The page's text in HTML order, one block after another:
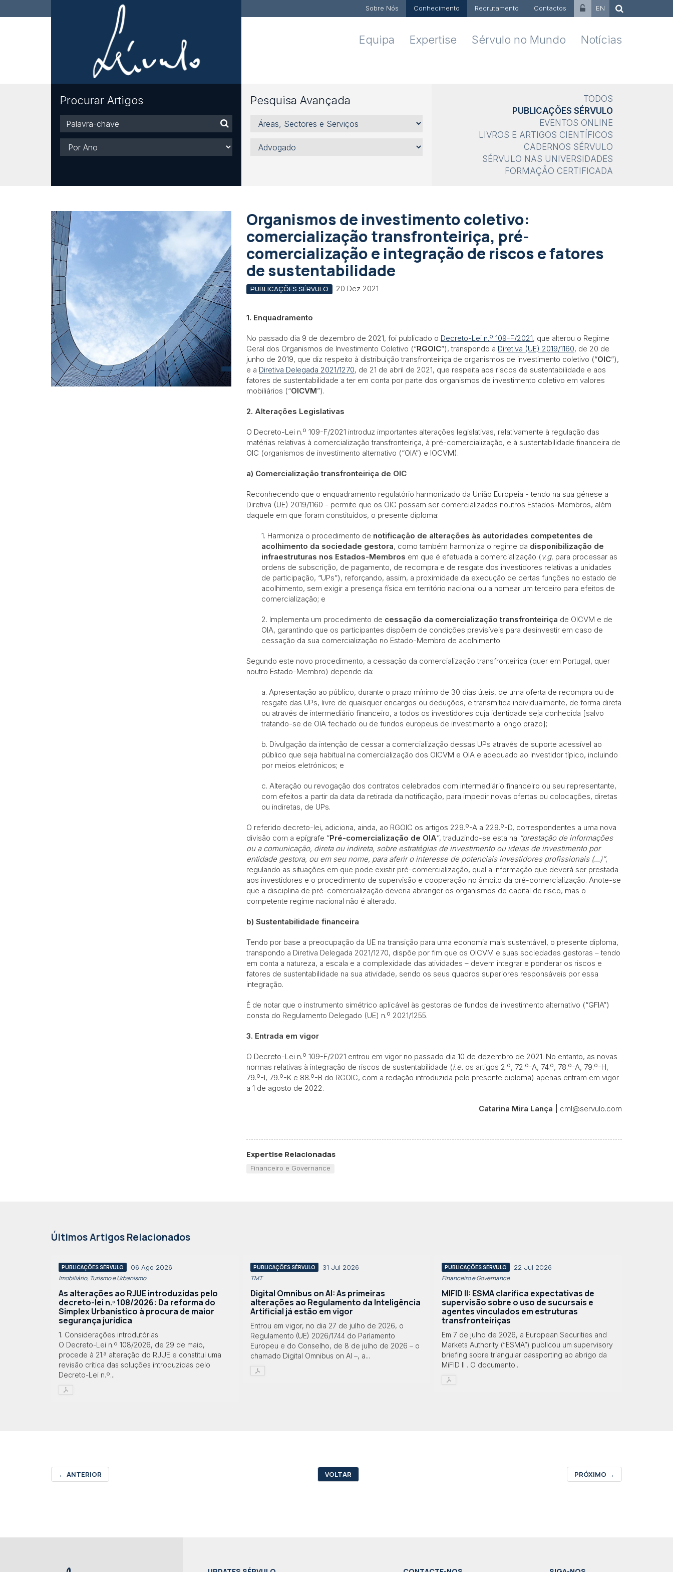
Sobre Nós Conhecimento Recrutamento Contactos EN
Equipa Expertise Sérvulo no Mundo Notícias
Procurar Artigos
Palavra-
chave
Ano
Pesquisa Avançada
Áreas,
Sectores
Serviços
Advogado
TODOS
PUBLICAÇÕES SÉRVULO
EVENTOS ONLINE
LIVROS E ARTIGOS CIENTÍFICOS
CADERNOS SÉRVULO
SÉRVULO NAS UNIVERSIDADES
FORMAÇÃO CERTIFICADA
Organismos de investimento coletivo:
comercialização transfronteiriça, pré-
comercialização e integração de riscos e fatores
de sustentabilidade
PUBLICAÇÕES SÉRVULO 20 Dez 2021
1. Enquadramento
No passado dia 9 de dezembro de 2021, foi publicado o Decreto-Lei n.º 109-F/2021, que alterou o Regime
Geral dos Organismos de Investimento Coletivo (“RGOIC”), transpondo a Diretiva (UE) 2019/1160, de 20 de
junho de 2019, que diz respeito à distribuição transfronteiriça de organismos de investimento coletivo (“OIC”),
e a Diretiva Delegada 2021/1270, de 21 de abril de 2021, que respeita aos riscos de sustentabilidade e aos
fatores de sustentabilidade a ter em conta por parte dos organismos de investimento coletivo em valores
mobiliários (“OICVM”).
2. Alterações Legislativas
O Decreto-Lei n.º 109-F/2021 introduz importantes alterações legislativas, relativamente à regulação das
matérias relativas à comercialização transfronteiriça, à pré-comercialização, e à sustentabilidade financeira de
OIC (organismos de investimento alternativo (“OIA”) e IOCVM).
a) Comercialização transfronteiriça de OIC
Reconhecendo que o enquadramento regulatório harmonizado da União Europeia - tendo na sua génese a
Diretiva (UE) 2019/1160 - permite que os OIC possam ser comercializados noutros Estados-Membros, além
daquele em que foram constituídos, o presente diploma:
1. Harmoniza o procedimento de notificação de alterações às autoridades competentes de
acolhimento da sociedade gestora, como também harmoniza o regime da disponibilização de
infraestruturas nos Estados-Membros em que é efetuada a comercialização (v.g. para processar as
ordens de subscrição, de pagamento, de recompra e de resgate dos investidores relativas a unidades
de participação, “UPs”), reforçando, assim, a proximidade da execução de certas funções no estado de
acolhimento, sem exigir a presença física em território nacional ou a nomear um terceiro para efeitos de
comercialização; e
2. Implementa um procedimento de cessação da comercialização transfronteiriça de OICVM e de
OIA, garantindo que os participantes dispõem de condições previsíveis para desinvestir em caso de
cessação da sua comercialização no Estado-Membro de acolhimento.
Segundo este novo procedimento, a cessação da comercialização transfronteiriça (quer em Portugal, quer
noutro Estado-Membro) depende da:
a. Apresentação ao público, durante o prazo mínimo de 30 dias úteis, de uma oferta de recompra ou de
resgate das UPs, livre de quaisquer encargos ou deduções, e transmitida individualmente, de forma direta
ou através de intermediário financeiro, a todos os investidores cuja identidade seja conhecida [salvo
tratando-se de OIA fechado ou de fundos europeus de investimento a longo prazo];
b. Divulgação da intenção de cessar a comercialização dessas UPs através de suporte acessível ao
público que seja habitual na comercialização dos OICVM e OIA e adequado ao investidor típico, incluindo
por meios eletrónicos; e
c. Alteração ou revogação dos contratos celebrados com intermediário financeiro ou seu representante,
com efeitos a partir da data da retirada da notificação, para impedir novas ofertas ou colocações, diretas
ou indiretas, de UPs.
O referido decreto-lei, adiciona, ainda, ao RGOIC os artigos 229.º-A a 229.º-D, correspondentes a uma nova
divisão com a epígrafe “Pré-comercialização de OIA”, traduzindo-se esta na “prestação de informações
ou a comunicação, direta ou indireta, sobre estratégias de investimento ou ideias de investimento por
entidade gestora, ou em seu nome, para aferir o interesse de potenciais investidores profissionais (...)”,
regulando as situações em que pode existir pré-comercialização, qual a informação que deverá ser prestada
aos investidores e o procedimento de supervisão e cooperação no âmbito da pré-comercialização. Anote-se
que a disciplina de pré-comercialização deveria abranger os organismos de capital de risco, mas o
competente regime nacional não é alterado.
b) Sustentabilidade financeira
Tendo por base a preocupação da UE na transição para uma economia mais sustentável, o presente diploma,
transpondo a Diretiva Delegada 2021/1270, dispõe por fim que os OICVM e suas sociedades gestoras – tendo
em conta a natureza, a escala e a complexidade das atividades – devem integrar e ponderar os riscos e
fatores de sustentabilidade na sua atividade, sendo os seus quadros superiores responsáveis por essa
integração.
É de notar que o instrumento simétrico aplicável às gestoras de fundos de investimento alternativo (“GFIA”)
consta do Regulamento Delegado (UE) n.º 2021/1255.
3. Entrada em vigor
O Decreto-Lei n.º 109-F/2021 entrou em vigor no passado dia 10 de dezembro de 2021. No entanto, as novas
normas relativas à integração de riscos de sustentabilidade (i.e. os artigos 2.º, 72.º-A, 74.º, 78.º-A, 79.º-H,
79.º-I, 79.º-K e 88.º-B do RGOIC, com a redação introduzida pelo presente diploma) apenas entram em vigor
a 1 de agosto de 2022.
Catarina Mira Lança | cml@servulo.com
Expertise Relacionadas
Financeiro e Governance
Últimos Artigos Relacionados
PUBLICAÇÕES SÉRVULO 06 Ago 2026
Imobiliário, Turismo e Urbanismo
As alterações ao RJUE introduzidas pelo
decreto-lei n.º 108/2026: Da reforma do
Simplex Urbanístico à procura de maior
segurança jurídica
1. Considerações introdutórias
O Decreto-Lei n.º 108/2026, de 29 de maio,
procede à 21.ª alteração do RJUE e constitui uma
revisão crítica das soluções introduzidas pelo
Decreto-Lei n.º...
PUBLICAÇÕES SÉRVULO 31 Jul 2026
TMT
Digital Omnibus on AI: As primeiras
alterações ao Regulamento da Inteligência
Artificial já estão em vigor
Entrou em vigor, no dia 27 de julho de 2026, o
Regulamento (UE) 2026/1744 do Parlamento
Europeu e do Conselho, de 8 de julho de 2026 – o
chamado Digital Omnibus on AI –, a...
PUBLICAÇÕES SÉRVULO 22 Jul 2026
Financeiro e Governance
MIFID II: ESMA clarifica expectativas de
supervisão sobre o uso de sucursais e
agentes vinculados em estruturas
transfronteiriças
Em 7 de julho de 2026, a European Securities and
Markets Authority (“ESMA”) publicou um supervisory
briefing sobre triangular passporting ao abrigo da
MiFID II . O documento...
← ANTERIOR VOLTAR PRÓXIMO →